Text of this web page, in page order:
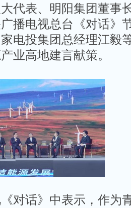
代表、明阳集团董事
播电视总台《对话》
电投集团总经理江毅
业高地建言献策。
对话》中表示，作为